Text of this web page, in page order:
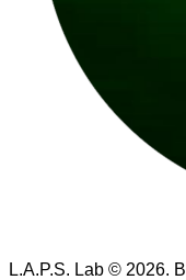
L.A.P.S. Lab © 2026.